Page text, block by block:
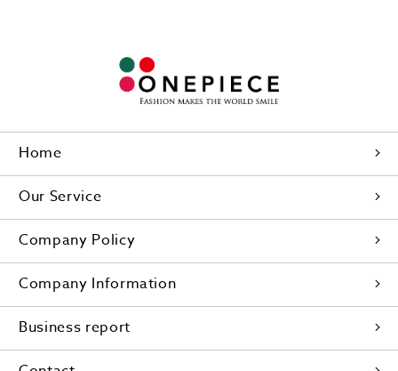
Home
Our Service
Company Policy
Company Information
Business report